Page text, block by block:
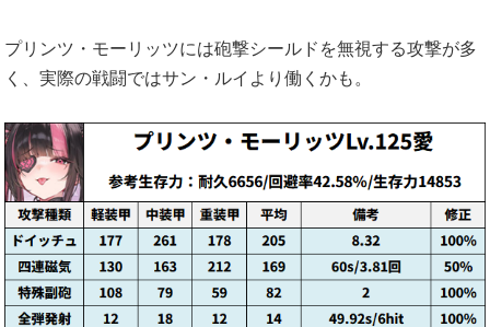
プリンツ・モーリッツには砲撃シールドを無視する攻撃が多
く、実際の戦闘ではサン・ルイより働くかも。